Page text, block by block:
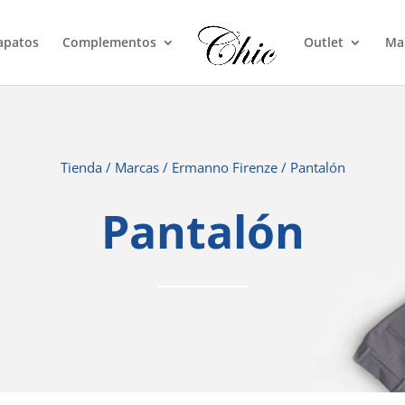
Complementos Outlet
Tienda/ Marcas/ Ermanno Firenze/ Pantalón
Pantalón